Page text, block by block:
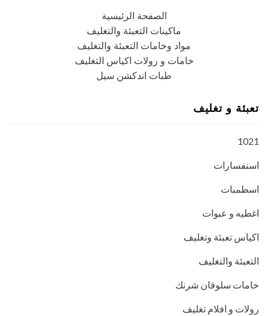
الصفحة الرئيسية
ماكينات التعبئة والتغليف
مواد وخامات التعبئة والتغليف
خامات و رولات اكياس التغليف
طبات اندكشن سيل
تعبئة و تغليف
1021
استفسارات
اسطمبات
اغطيه و عبوات
اكياس تعبئة وتغليف
التعبئة والتغليف
خامات سلوفان شرنك
رولات و افلام تغليف